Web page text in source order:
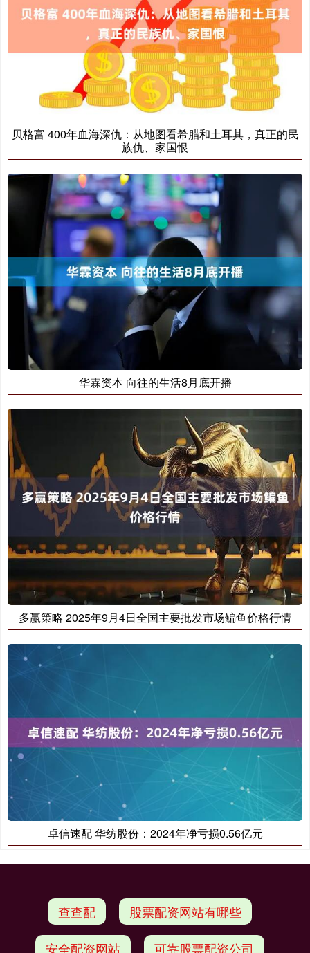
贝格富 400年血海深仇：从地图看希腊和土耳其，真正的民
族仇、家国恨
华霖资本 向往的生活8月底开播
多赢策略 2025年9月4日全国主要批发市场鳊鱼价格行情
卓信速配 华纺股份：2024年净亏损0.56亿元
查查配 股票配资网站有哪些
安全配资网站 可靠股票配资公司